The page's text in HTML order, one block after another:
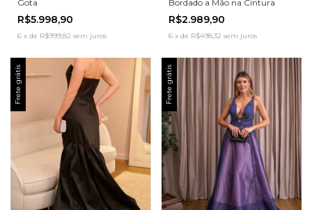
Gota
R$5.998,90
6 x de R$999,82 sem juros
Bordado a Mão na Cintura
R$2.989,90
6 x de R$498,32 sem juros
Frete grátis Frete grátis